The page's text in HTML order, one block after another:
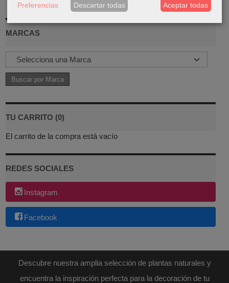
MARCAS
TU CARRITO (0)
El carrito de la compra está vacío
REDES SOCIALES
Instagram
Facebook
Descubre nuestra amplia selección de plantas naturales y
encuentra la inspiración perfecta para la decoración de tu
Preferencias Descartar todas Aceptar todas